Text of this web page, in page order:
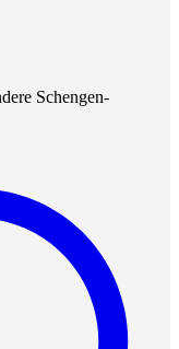
Schengen-